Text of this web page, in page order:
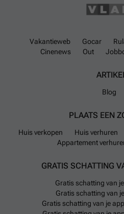
Vakantieweb Gocar
Cinenews
Out
Blog
PLAATS EEN
Huis verkopen Huis verhuren
Appartement
GRATIS SCHATTING
Gratis schatting van
Gratis schatting van
Gratis schatting van je